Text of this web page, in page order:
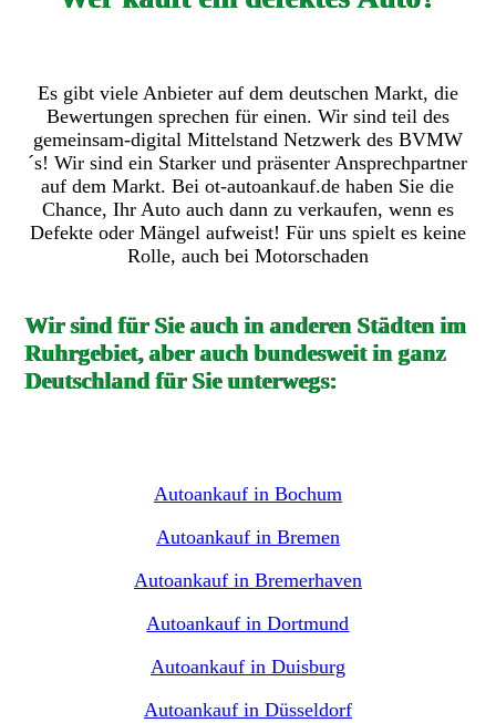
Es gibt viele Anbieter auf dem deutschen Markt, die
Bewertungen sprechen für einen. Wir sind teil des
gemeinsam-digital Mittelstand Netzwerk des BVMW
´s! Wir sind ein Starker und präsenter Ansprechpartner
auf dem Markt. Bei ot-autoankauf.de haben Sie die
Chance, Ihr Auto auch dann zu verkaufen, wenn es
Defekte oder Mängel aufweist! Für uns spielt es keine
Rolle, auch bei Motorschaden
Wir sind für Sie auch in anderen Städten im
Ruhrgebiet, aber auch bundesweit in ganz
Deutschland für Sie unterwegs:
Autoankauf in Bochum
Autoankauf in Bremen
Autoankauf in Bremerhaven
Autoankauf in Dortmund
Autoankauf in Duisburg
Autoankauf in Düsseldorf